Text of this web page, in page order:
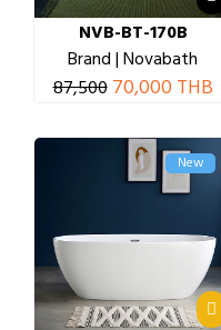
NVB-BT-170B
Brand | Novabath
87,500 70,000 THB
New